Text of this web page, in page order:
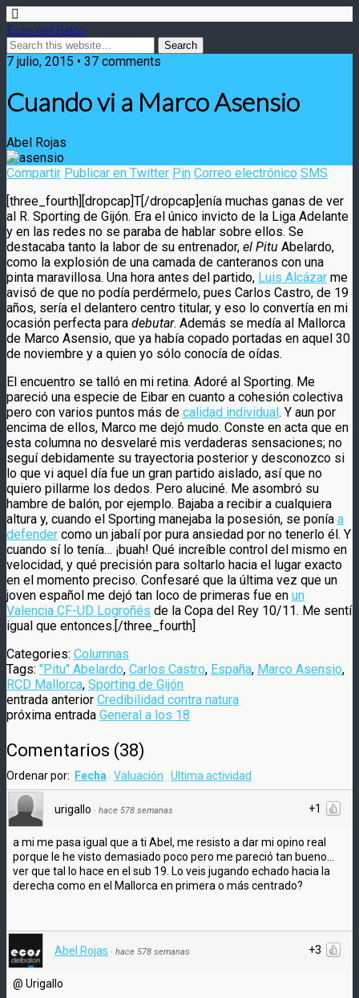
Ecos del Balón
7 julio, 2015 • 37 comments
Cuando vi a Marco Asensio
Abel Rojas
Compartir Publicar en Twitter Pin Correo electrónico SMS
[three_fourth][dropcap]T[/dropcap]enía muchas ganas de ver
al R. Sporting de Gijón. Era el único invicto de la Liga Adelante
y en las redes no se paraba de hablar sobre ellos. Se
destacaba tanto la labor de su entrenador, el Pitu Abelardo,
como la explosión de una camada de canteranos con una
pinta maravillosa. Una hora antes del partido, Luis Alcázar me
avisó de que no podía perdérmelo, pues Carlos Castro, de 19
años, sería el delantero centro titular, y eso lo convertía en mi
ocasión perfecta para debutar. Además se medía al Mallorca
de Marco Asensio, que ya había copado portadas en aquel 30
de noviembre y a quien yo sólo conocía de oídas.
El encuentro se talló en mi retina. Adoré al Sporting. Me
pareció una especie de Eibar en cuanto a cohesión colectiva
pero con varios puntos más de calidad individual. Y aun por
encima de ellos, Marco me dejó mudo. Conste en acta que en
esta columna no desvelaré mis verdaderas sensaciones; no
seguí debidamente su trayectoria posterior y desconozco si
lo que vi aquel día fue un gran partido aislado, así que no
quiero pillarme los dedos. Pero aluciné. Me asombró su
hambre de balón, por ejemplo. Bajaba a recibir a cualquiera
altura y, cuando el Sporting manejaba la posesión, se ponía a
defender como un jabalí por pura ansiedad por no tenerlo él. Y
cuando sí lo tenía… ¡buah! Qué increíble control del mismo en
velocidad, y qué precisión para soltarlo hacia el lugar exacto
en el momento preciso. Confesaré que la última vez que un
joven español me dejó tan loco de primeras fue en un
Valencia CF-UD Logroñés de la Copa del Rey 10/11. Me sentí
igual que entonces.[/three_fourth]
Categories: Columnas
Tags: "Pitu" Abelardo, Carlos Castro, España, Marco Asensio,
RCD Mallorca, Sporting de Gijón
entrada anterior Credibilidad contra natura
próxima entrada General a los 18
Comentarios (38)
Ordenar por: Fecha Valuación Ultima actividad
+1
urigallo · hace 578 semanas
a mi me pasa igual que a ti Abel, me resisto a dar mi opino real
porque le he visto demasiado poco pero me pareció tan bueno...
ver que tal lo hace en el sub 19. Lo veis jugando echado hacia la
derecha como en el Mallorca en primera o más centrado?
+3
Abel Rojas · hace 578 semanas
@ Urigallo